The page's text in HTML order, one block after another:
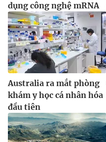
dụng công nghệ mRNA
Australia ra mắt phòng
khám y học cá nhân hóa
đầu tiên